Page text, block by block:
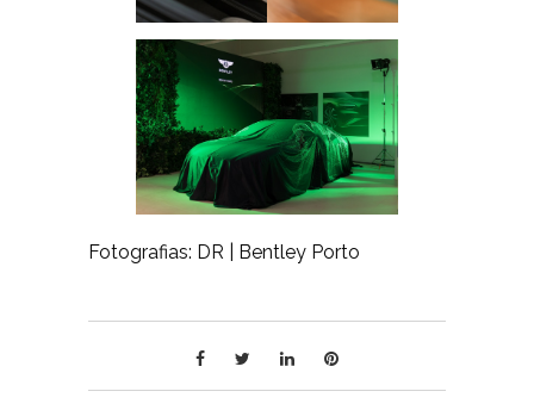
Fotografias: DR | Bentley Porto